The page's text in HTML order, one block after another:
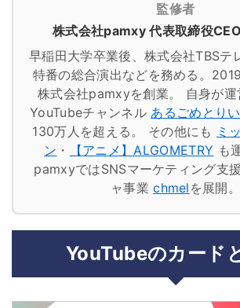
監修者
株式会社pamxy 代表取締役
早稲田大学卒業後、株式会社TBSテ
特番の総合演出などを務める。
株式会社pamxyを創業。
自身が
YouTubeチャンネル あるごめとりい
130万人を超える。
その他にも ミ
ン ・ 【アニメ】ALGOMETRY も
pamxyではSNSマーケティング支
ャ事業chmel を展開。
YouTubeのカード